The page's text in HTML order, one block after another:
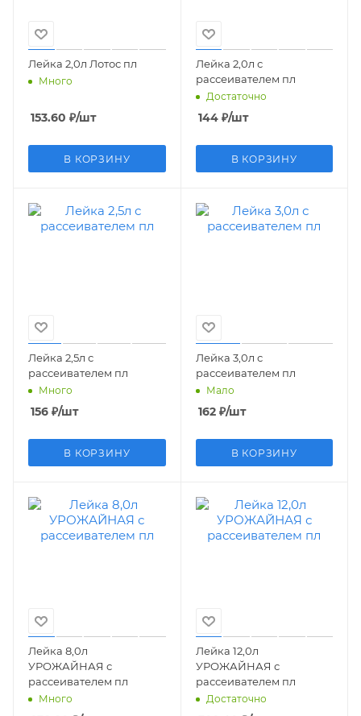
Лейка 2,0л Лотос пл
Много
153.60 ₽/шт
В КОРЗИНУ
Лейка 2,0л с
рассеивателем пл
Достаточно
144₽/шт
В КОРЗИНУ
Лейка 2,5л с
рассеивателем пл
Много
156 ₽/шт
В КОРЗИНУ
Лейка 3,0л с
рассеивателем пл
Мало
162₽/шт
В КОРЗИНУ
Лейка 8,0л
УРОЖАЙНАЯ с
рассеивателем пл
Много
Лейка 12,0л
УРОЖАЙНАЯ с
рассеивателем пл
Достаточно